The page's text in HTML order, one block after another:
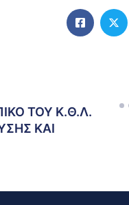
ΤΟΥ Κ.Θ.Λ.
ΚΑΙ